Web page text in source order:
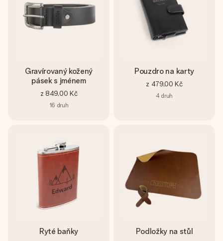
Gravírovaný kožený
pásek s jménem
z 849,00 Kč
16 druh
Pouzdro na karty
z 479,00 Kč
4 druh
Ryté baňky Podložky na stůl